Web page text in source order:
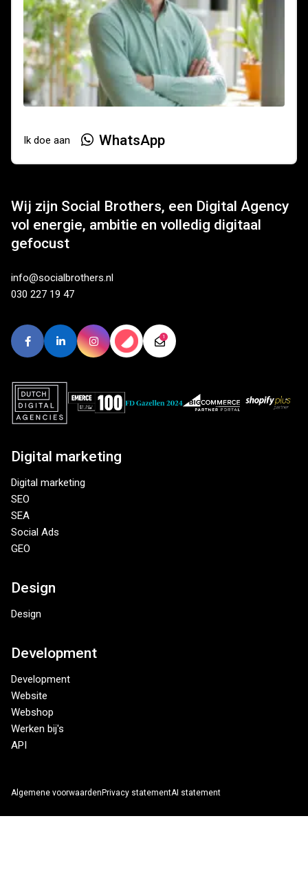
Ik doe aan WhatsApp
Wij zijn Social Brothers, een Digital Agency
vol energie, ambitie en volledig digitaal
gefocust
info@socialbrothers.nl
030 227 19 47
Digital marketing
Digital marketing
SEO
SEA
Social Ads
GEO
Design
Design
Development
Development
Website
Webshop
Werken bij's
API
Algemene voorwaarden Privacy statementAI statement